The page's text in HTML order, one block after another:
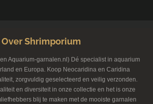
Over Shrimporium
Aquarium-garnalen.nl) Dé specialist in aquarium
en Europa. Koop Neocaridina en Caridina
zorgvuldig geselecteerd en veilig verzonden.
en diversiteit in onze collectie en het is onze
blij te maken met de mooiste garnalen